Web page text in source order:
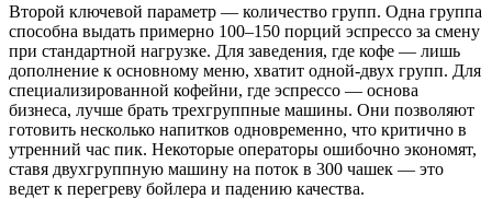
Второй ключевой параметр — количество групп. Одна группа
способна выдать примерно 100–150 порций эспрессо за смену
при стандартной нагрузке. Для заведения, где кофе — лишь
дополнение к основному меню, хватит одной-двух групп. Для
специализированной кофейни, где эспрессо — основа
бизнеса, лучше брать трехгруппные машины. Они позволяют
готовить несколько напитков одновременно, что критично в
утренний час пик. Некоторые операторы ошибочно экономят,
ставя двухгруппную машину на поток в 300 чашек — это
ведет к перегреву бойлера и падению качества.